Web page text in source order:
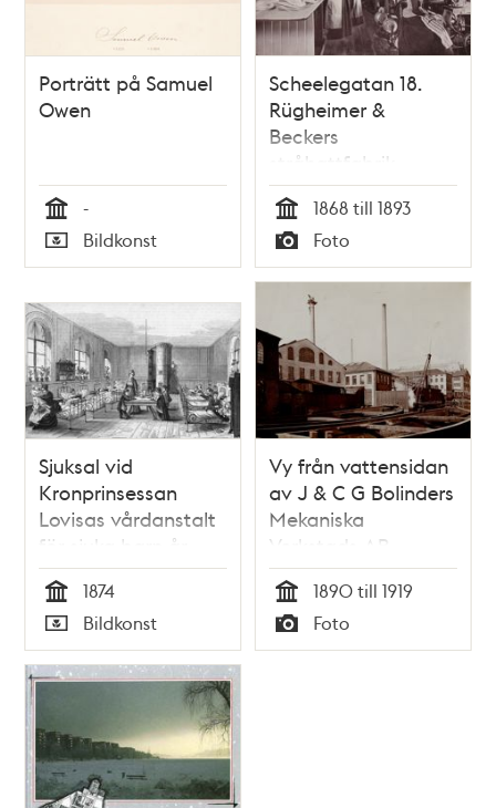
Porträtt på Samuel
Owen
Tid
-
Typ
Bildkonst
Scheelegatan 18.
Rügheimer &
Beckers
stråhattfabrik,
interiör, "Sy Salen"
Tid
1868 till 1893
Typ
Foto
Sjuksal vid
Kronprinsessan
Lovisas vårdanstalt
för sjuka barn år
1874
Tid
1874
Typ
Bildkonst
Vy från vattensidan
av J & C G Bolinders
Mekaniska
Verkstads AB.
Tid
1890 till 1919
Typ
Foto